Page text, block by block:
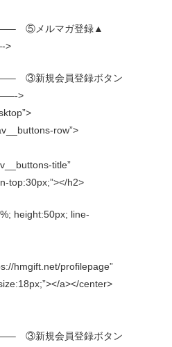
⑤メルマガ登録▲
新規会員登録ボタン
>
row”>
title”
top:30px;”></h2>
height:50px; line-
hmgift.net/profilepage”
a></center>
新規会員登録ボタン